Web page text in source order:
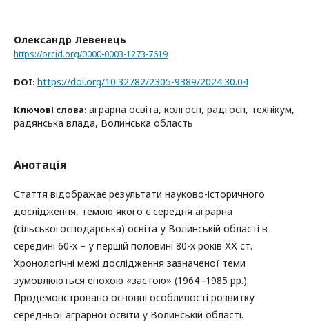
Олександр Левенець
https://orcid.org/0000-0003-1273-7619
DOI: https://doi.org/10.32782/2305-9389/2024.30.04
Ключові слова: аграрна освіта, колгосп, радгосп, технікум,
радянська влада, Волинська область
Анотація
Стаття відображає результати науково-історичного
дослідження, темою якого є середня аграрна
(сільськогосподарська) освіта у Волинській області в
середині 60-х – у першій половині 80-х років ХХ ст.
Хронологічні межі дослідження зазначеної теми
зумовлюються епохою «застою» (1964‒1985 рр.).
Продемонстровано основні особливості розвитку
середньої аграрної освіти у Волинській області.